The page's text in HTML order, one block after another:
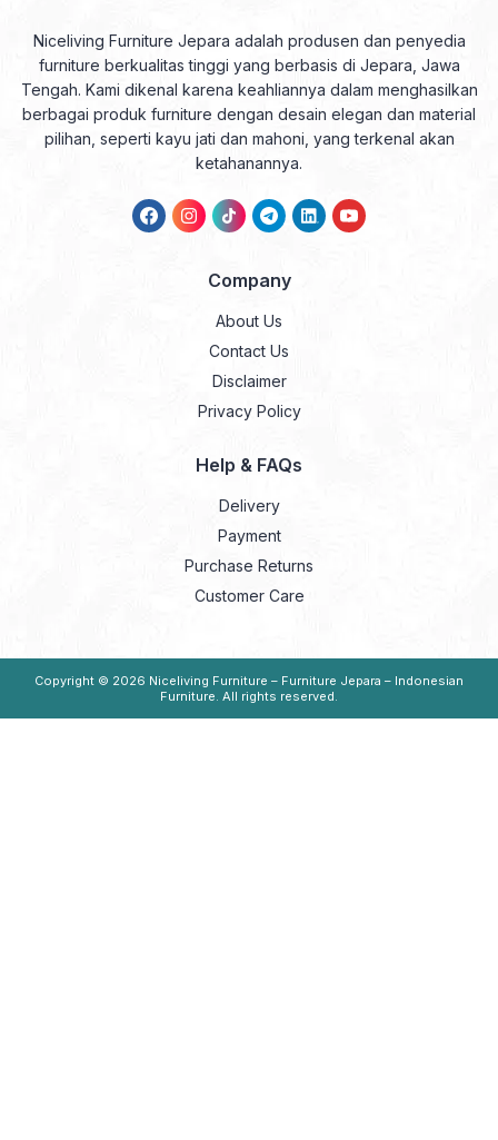
Niceliving Furniture Jepara adalah produsen dan penyedia
furniture berkualitas tinggi yang berbasis di Jepara, Jawa
Tengah. Kami dikenal karena keahliannya dalam menghasilkan
berbagai produk furniture dengan desain elegan dan material
pilihan, seperti kayu jati dan mahoni, yang terkenal akan
ketahanannya.
Company
About Us
Contact Us
Disclaimer
Privacy Policy
Help & FAQs
Delivery
Payment
Purchase Returns
Customer Care
Copyright © 2026 Niceliving Furniture – Furniture Jepara – Indonesian
Furniture. All rights reserved.